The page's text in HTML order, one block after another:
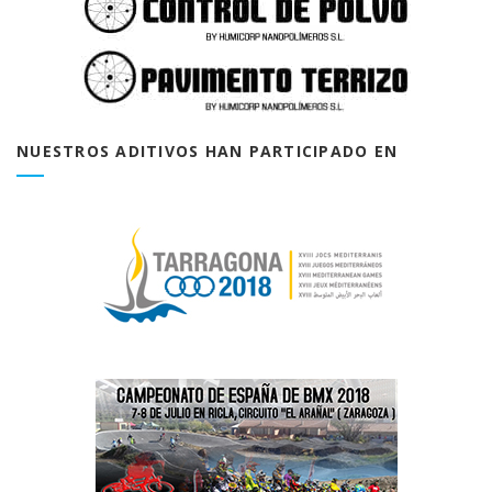
NUESTROS ADITIVOS HAN PARTICIPADO EN